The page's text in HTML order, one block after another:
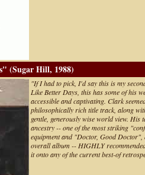
(Sugar Hill, 1988)
"If I had to pick, I'd say this is my
Like Better Days, this has some of his
accessible and captivating. Clark
philosophically rich title track, along
gentle, generously wise world view.
ancestry -- one of the most striking
equipment and "Doctor, Good Doctor",
overall album -- HIGHLY
it onto any of the current best-of